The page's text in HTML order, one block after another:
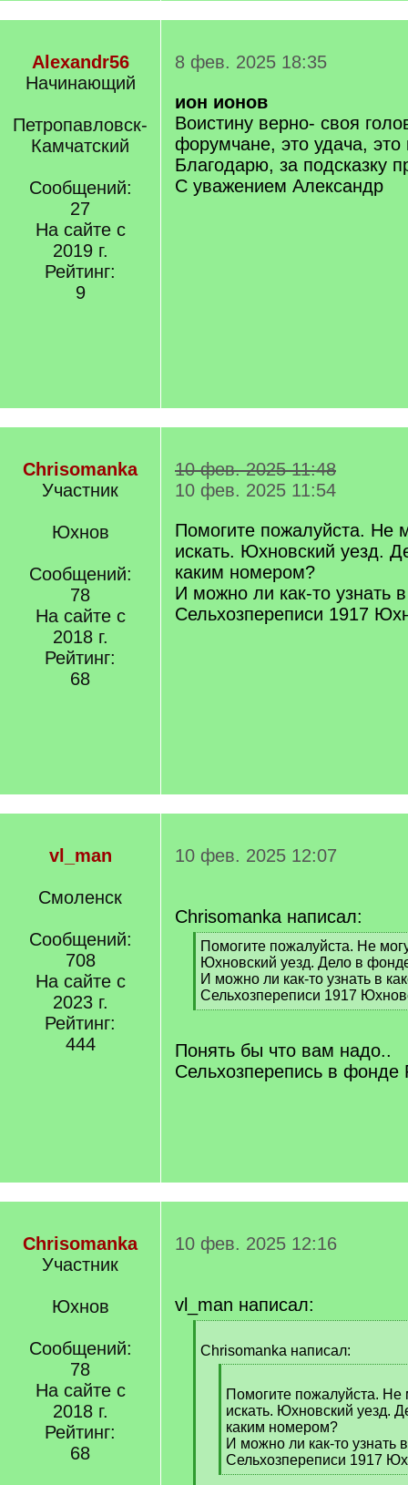
Alexandr56
Начинающий
Петропавловск-
Камчатский
Сообщений:
27
На сайте с
2019 г.
Рейтинг:
9
8 фев. 2025 18:35
ион ионов
Воистину верно- своя
форумчане, это удача, это
Благодарю, за подсказку
С уважением Александр
Chrisomanka
Участник
Юхнов
Сообщений:
78
На сайте с
2018 г.
Рейтинг:
68
10 фев. 2025 11:48
10 фев. 2025 11:54
Помогите пожалуйста. Не
искать. Юхновский уезд.
каким номером?
И можно ли как-то узнать
Сельхозпереписи 1917
vl_man
Смоленск
Сообщений:
708
На сайте с
2023 г.
Рейтинг:
444
10 фев. 2025 12:07
Chrisomanka написал:
[
q
]
Помогите пожалуйста. Не
Юхновский уезд. Дело в
И можно ли как-то узнать в
Сельхозпереписи 1917
[
q
]
Понять бы что вам надо..
Сельхозперепись в фонде
Chrisomanka
Участник
Юхнов
Сообщений:
78
На сайте с
2018 г.
Рейтинг:
68
10 фев. 2025 12:16
vl_man написал:
q
Chrisomanka написал:
q
]
Помогите пожалуйста. Не
искать. Юхновский уезд.
каким номером?
И можно ли как-то узнать
Сельхозпереписи 1917
[